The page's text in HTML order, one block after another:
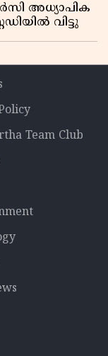
അധ്യാപിക
വിട്ടു
Team Club